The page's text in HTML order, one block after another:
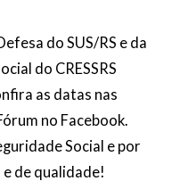
do SUS/RS e da
do CRESSRS
as datas nas
no Facebook.
Social e por
de qualidade!